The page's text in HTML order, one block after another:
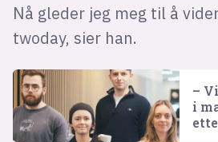
Nå gleder jeg meg til å
twoday, sier han.
–
i